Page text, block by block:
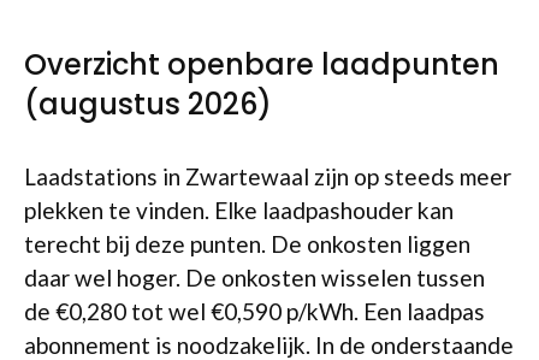
Overzicht openbare laadpunten
(augustus 2026)
Laadstations in Zwartewaal zijn op steeds meer
plekken te vinden. Elke laadpashouder kan
terecht bij deze punten. De onkosten liggen
daar wel hoger. De onkosten wisselen tussen
de €0,280 tot wel €0,590 p/kWh. Een laadpas
abonnement is noodzakelijk. In de onderstaande